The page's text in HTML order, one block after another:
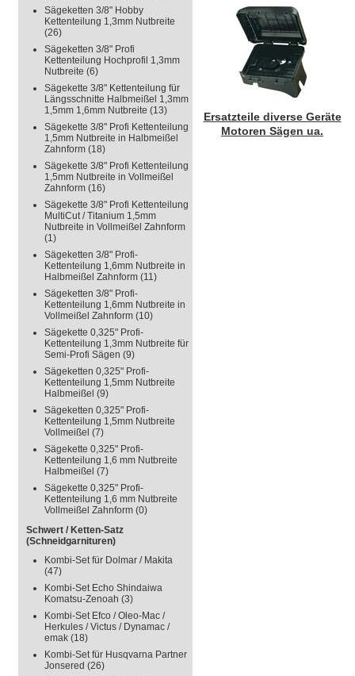
Sägeketten 3/8" Hobby
Kettenteilung 1,3mm Nutbreite
(26)
Sägeketten 3/8" Profi
Kettenteilung Hochprofil 1,3mm
Nutbreite (6)
Sägekette 3/8" Kettenteilung für
Längsschnitte Halbmeißel 1,3mm
1,5mm 1,6mm Nutbreite (13)
Sägekette 3/8" Profi Kettenteilung
1,5mm Nutbreite in Halbmeißel
Zahnform (18)
Sägekette 3/8" Profi Kettenteilung
1,5mm Nutbreite in Vollmeißel
Zahnform (16)
Sägekette 3/8" Profi Kettenteilung
MultiCut / Titanium 1,5mm
Nutbreite in Vollmeißel Zahnform
(1)
Sägeketten 3/8" Profi-
Kettenteilung 1,6mm Nutbreite in
Halbmeißel Zahnform (11)
Sägeketten 3/8" Profi-
Kettenteilung 1,6mm Nutbreite in
Vollmeißel Zahnform (10)
Sägekette 0,325" Profi-
Kettenteilung 1,3mm Nutbreite für
Semi-Profi Sägen (9)
Sägeketten 0,325" Profi-
Kettenteilung 1,5mm Nutbreite
Halbmeißel (9)
Sägeketten 0,325" Profi-
Kettenteilung 1,5mm Nutbreite
Vollmeißel (7)
Sägekette 0,325" Profi-
Kettenteilung 1,6 mm Nutbreite
Halbmeißel (7)
Sägekette 0,325" Profi-
Kettenteilung 1,6 mm Nutbreite
Vollmeißel Zahnform (0)
Schwert / Ketten-Satz
(Schneidgarnituren)
Kombi-Set für Dolmar / Makita
(47)
Kombi-Set Echo Shindaiwa
Komatsu-Zenoah (3)
Kombi-Set Efco / Oleo-Mac /
Herkules / Victus / Dynamac /
emak (18)
Kombi-Set für Husqvarna Partner
Jonsered (26)
Ersatzteile diverse Geräte
Motoren Sägen ua.